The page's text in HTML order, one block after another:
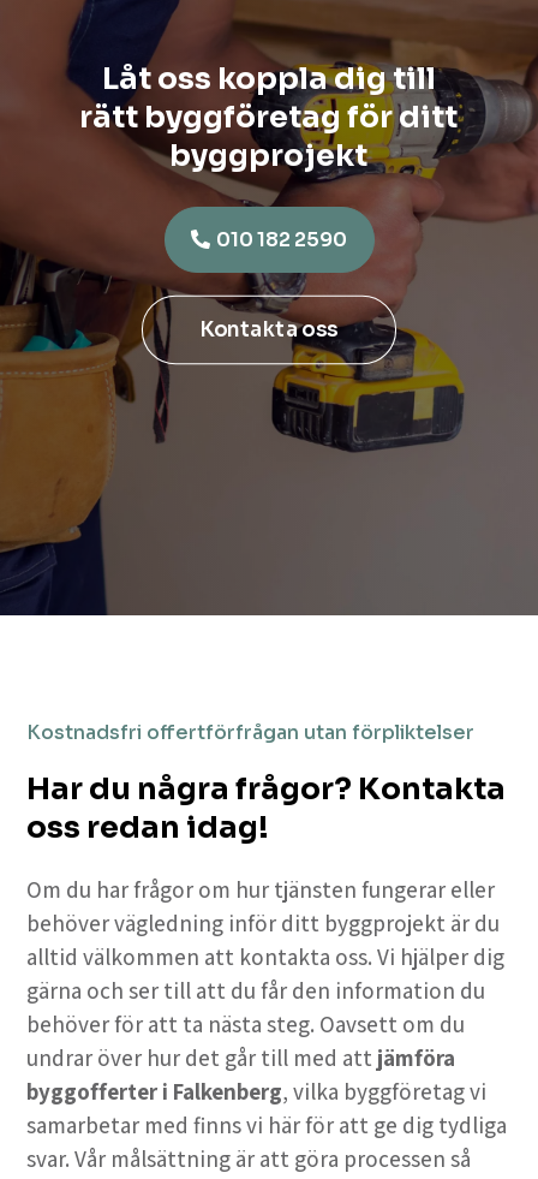
Låt oss koppla dig till
rätt byggföretag för ditt
byggprojekt
010 182 2590
Kontakta oss
Kostnadsfri offertförfrågan utan förpliktelser
Har du några frågor? Kontakta
oss redan idag!
Om du har frågor om hur tjänsten fungerar eller
behöver vägledning inför ditt byggprojekt är du
alltid välkommen att kontakta oss. Vi hjälper dig
gärna och ser till att du får den information du
behöver för att ta nästa steg. Oavsett om du
undrar över hur det går till med att jämföra
byggofferter i Falkenberg, vilka byggföretag vi
samarbetar med finns vi här för att ge dig tydliga
svar. Vår målsättning är att göra processen så